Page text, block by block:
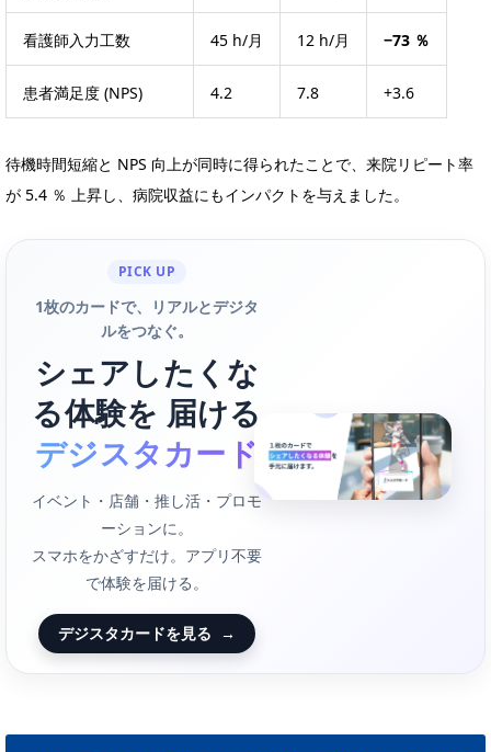
看護師入力工数 45 h/月 12 h/月 −73 ％
患者満足度 (NPS) 4.2 7.8 +3.6
待機時間短縮と NPS 向上が同時に得られたことで、来院リピート率
が 5.4 ％ 上昇し、病院収益にもインパクトを与えました。
PICK UP
1枚のカードで、リアルとデジタ
ルをつなぐ。
シェアしたくな
る体験を 届ける
デジスタカード
イベント・店舗・推し活・プロモ
ーションに。
スマホをかざすだけ。アプリ不要
で体験を届ける。
デジスタカードを見る →